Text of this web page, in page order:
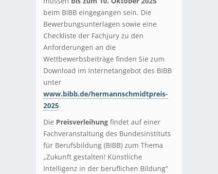
beim BIBB eingegangen sein. Die
Bewerbungsunterlagen sowie eine
Checkliste der Fachjury zu den
Anforderungen an die
Wettbewerbsbeiträge finden Sie zum
Download im Internetangebot des BIBB
unter
www.bibb.de/hermannschmidtpreis-
2025.
Die Preisverleihung findet auf einer
Fachveranstaltung des Bundesinstituts
für Berufsbildung (BIBB) zum Thema
„Zukunft gestalten! Künstliche
Intelligenz in der beruflichen Bildung“